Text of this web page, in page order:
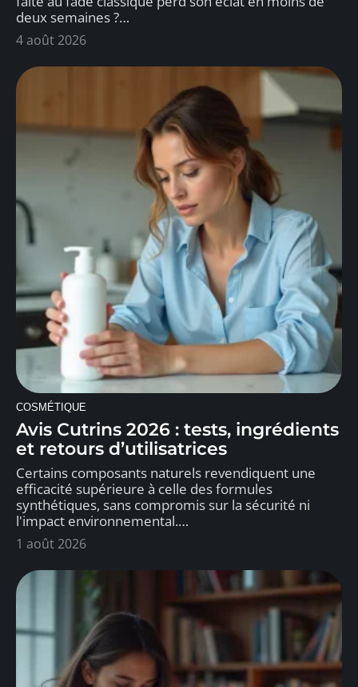
deux semaines ?…
4 août 2026
COSMÉTIQUE
Avis Cutrins 2026 : tests, ingrédients
et retours d’utilisatrices
Certains composants naturels revendiquent une
efficacité supérieure à celle des formules
synthétiques, sans compromis sur la sécurité ni
l'impact environnemental.…
1 août 2026